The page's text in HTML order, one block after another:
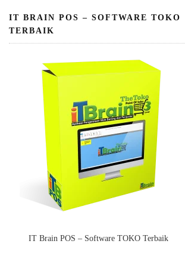
IT BRAIN POS – SOFTWARE TOKO
TERBAIK
IT Brain POS – Software TOKO Terbaik